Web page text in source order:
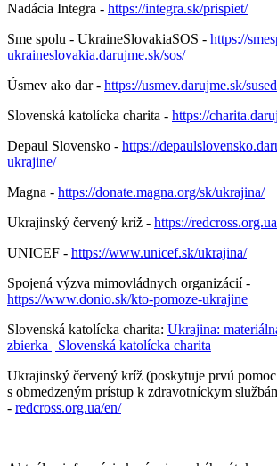
Nadácia Integra - https://integra.sk/prispiet/
Sme spolu - UkraineSlovakiaSOS - https://
ukraineslovakia.darujme.sk/sos/
Úsmev ako dar - https://usmev.darujme.sk/
Slovenská katolícka charita - https://
Depaul Slovensko - https://
ukrajine/
Magna - https://donate.magna.org/sk/ukrajina/
Ukrajinský červený kríž - https://
UNICEF - https://www.unicef.sk/ukrajina/
Spojená výzva mimovládnych organizácií -
https://www.donio.sk/kto-pomoze-ukrajine
Slovenská katolícka charita: Ukrajina:
zbierka | Slovenská katolícka charita
Ukrajinský červený kríž (poskytuje prvú
s obmedzeným prístup k zdravotníckym
- redcross.org.ua/en/